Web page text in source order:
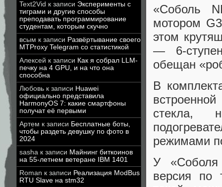
Text2Vid к записи Эксперименты с
тиграми и другие способы
преподавать программирование
студентам, которым скучно
всым к записи Развёртывание своего
MTProxy Telegram со статистикой
Алексей к записи Как я собрал LLM-
печку на 4 GPU, и на что она
способна
Любовь к записи Huawei
официально представила
HarmonyOS 7: какие смартфоны
получат её первыми
Артем к записи Бесплатные боты,
чтобы раздеть девушку по фото в
2024
sasha к записи Майнинг биткоинов
на 55-летнем ветеране IBM 1401
Roman к записи Реализация ModBus
RTU Slave на stm32
«Соболь
мотором
этом
— 6-
обещан
В
стекла,
режимами
У «Соболя
версия по